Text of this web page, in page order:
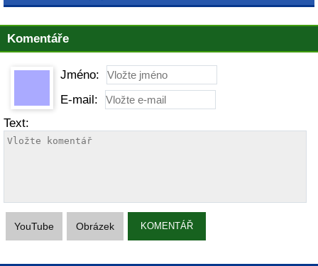
Komentáře
Jméno:
E-mail:
Text:
YouTube Obrázek KOMENTÁŘ